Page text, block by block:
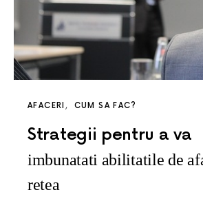
AFACERI CUM SA FAC?
Strategii pentru a va
imbunatati abilitatile de
retea